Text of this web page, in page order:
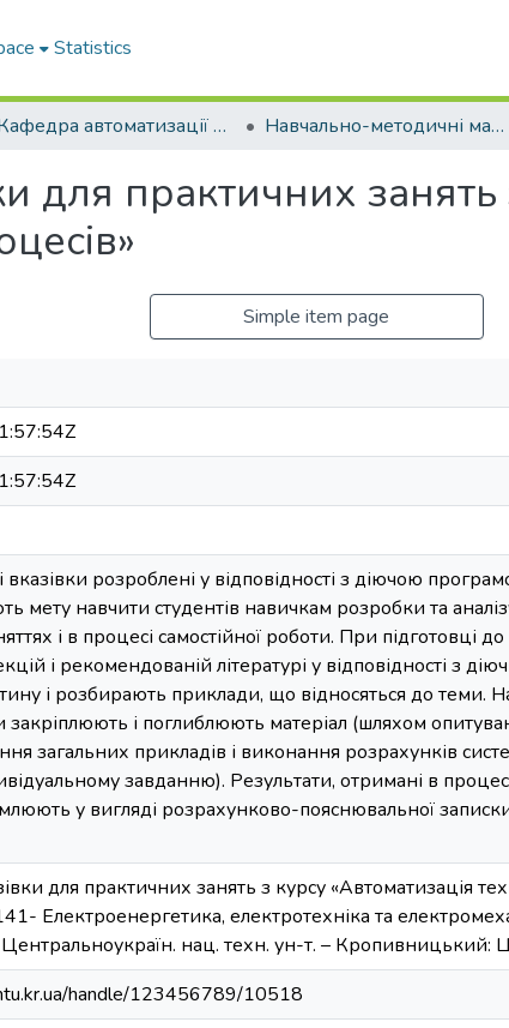
Statistics
Кафедра автоматизації виробничих процесів Навчально-методичні матеріали кафедри АВП
для практичних занять
Simple item page
розроблені у відповідності з діючою
мету навчити студентів навичкам розробки та
і в процесі самостійної роботи. При підготовці
і рекомендованій літературі у відповідності з
і розбирають приклади, що відносяться до теми.
закріплюють і поглиблюють матеріал (шляхом
загальних прикладів і виконання розрахунків
завданню). Результати, отримані в
у вигляді розрахунково-пояснювальної записки
для практичних занять з курсу «Автоматизація
Електроенергетика, електротехніка та
Центральноукраїн. нац. техн. ун-т. – Кропивницький:
handle/123456789/10518